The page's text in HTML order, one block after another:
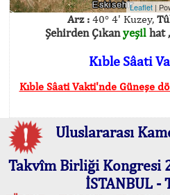
Leaflet |
Arz : 40° 4' Kuzey,
Şehirden Çıkanyeşilhat
Kıble Sâati
Kıble Sâati Vakti'nde Güneşe
Uluslararası
Takvîm Birliği Kongresi
İSTANBUL -